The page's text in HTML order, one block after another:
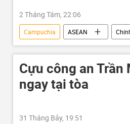
2 Tháng Tám, 22:06
Campuchia ASEAN
Pakistan
Thái Lan
thương mại
Covid-19 tại Việt
xuất khẩu
Cựu công an
ngay tại tòa
31 Tháng Bảy, 19:51